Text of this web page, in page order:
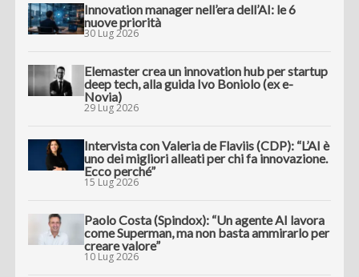
Innovation manager nell’era dell’AI: le 6
nuove priorità
30 Lug 2026
Elemaster crea un innovation hub per startup
deep tech, alla guida Ivo Boniolo (ex e-
Novia)
29 Lug 2026
Intervista con Valeria de Flaviis (CDP): “L’AI è
uno dei migliori alleati per chi fa innovazione.
Ecco perché”
15 Lug 2026
Paolo Costa (Spindox): “Un agente AI lavora
come Superman, ma non basta ammirarlo per
creare valore”
10 Lug 2026